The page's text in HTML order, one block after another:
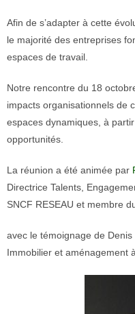
Afin de s’adapter à cette
le majorité des entreprises
espaces de travail.
Notre rencontre du 18
impacts organisationnels de
espaces dynamiques, à
opportunités.
La réunion a été animée par
Directrice Talents,
SNCF RESEAU et membre
avec le témoignage de
Immobilier et aménagement